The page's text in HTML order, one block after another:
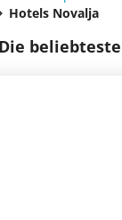
Hotels Novalja